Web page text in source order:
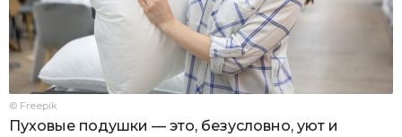
© Freepik
Пуховые подушки — это, безусловно, уют и